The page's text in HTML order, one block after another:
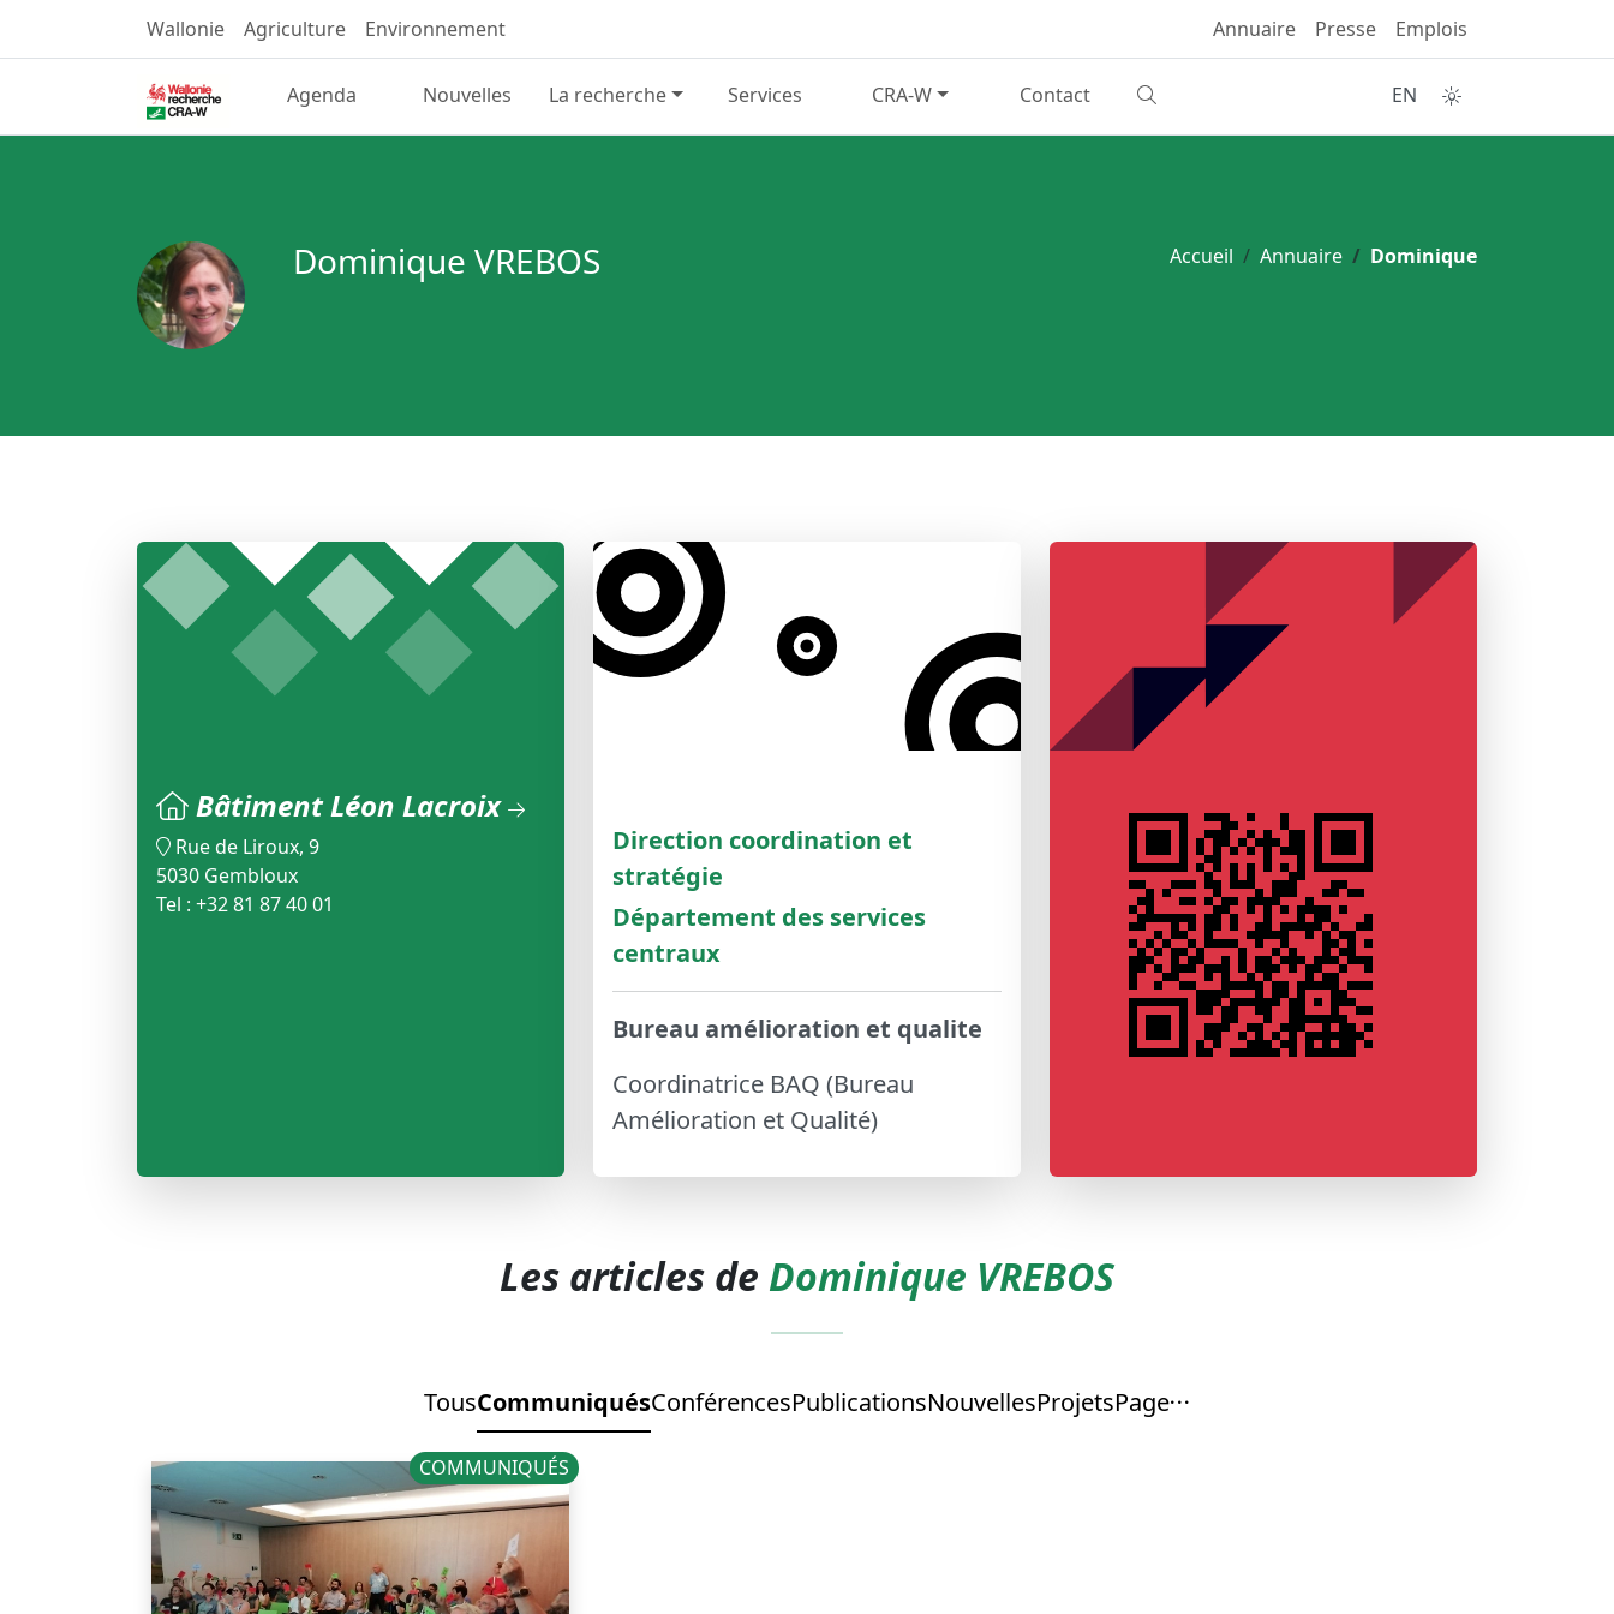
Wallonie Agriculture Environnement Annuaire Presse Emplois
Agenda Nouvelles La recherche Services CRA-W Contact EN
Accueil Annuaire Dominique
Dominique VREBOS
Bâtiment Léon Lacroix
Rue de Liroux, 9
5030 Gembloux
Tel : +32 81 87 40 01
Direction coordination et
stratégie
Département des services
centraux
Bureau amélioration et qualite
Coordinatrice BAQ (Bureau
Amélioration et Qualité)
Les articles de Dominique VREBOS
TousCommuniquésConférencesPublicationsNouvellesProjetsPage
COMMUNIQUÉS